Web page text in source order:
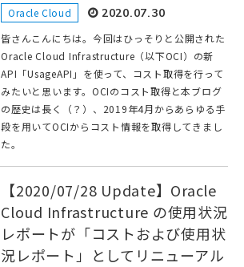
Oracle Cloud 2020.07.30
皆さんこんにちは。今回はひっそりと公開された
Oracle Cloud Infrastructure（以下OCI）の新
API「UsageAPI」を使って、コスト取得を行って
みたいと思います。OCIのコスト取得と本ブログ
の歴史は長く（？）、2019年4月からあらゆる手
段を用いてOCIからコスト情報を取得してきまし
た。
【2020/07/28 Update】Oracle
Cloud Infrastructure の使用状況
レポートが「コストおよび使用状
況レポート」としてリニューアル